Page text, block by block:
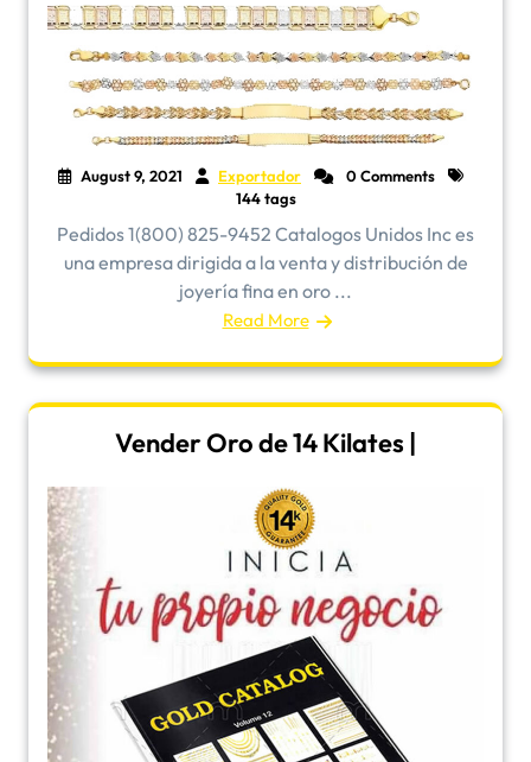
August 9, 2021 Exportador
0 Comments
144 tags
Pedidos 1(800) 825-9452 Catalogos Unidos Inc es
una empresa dirigida a la venta y distribución de
joyería fina en oro ...
Read More
Vender Oro de 14 Kilates |